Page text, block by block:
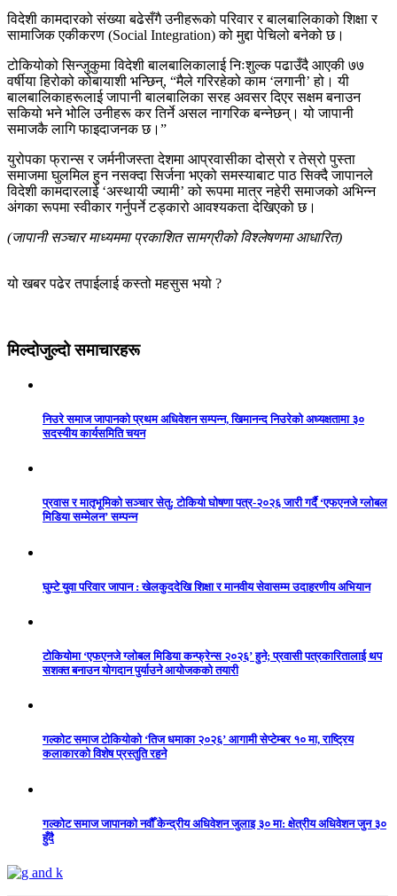
विदेशी कामदारको संख्या बढेसँगै उनीहरूको परिवार र बालबालिकाको शिक्षा र
सामाजिक एकीकरण (Social Integration) को मुद्दा पेचिलो बनेको छ।
टोकियोको सिन्जुकुमा विदेशी बालबालिकालाई निःशुल्क पढाउँदै आएकी ७७
वर्षीया हिरोको कोबायाशी भन्छिन्, “मैले गरिरहेको काम ‘लगानी’ हो। यी
बालबालिकाहरूलाई जापानी बालबालिका सरह अवसर दिएर सक्षम बनाउन
सकियो भने भोलि उनीहरू कर तिर्ने असल नागरिक बन्नेछन्। यो जापानी
समाजकै लागि फाइदाजनक छ।”
युरोपका फ्रान्स र जर्मनीजस्ता देशमा आप्रवासीका दोस्रो र तेस्रो पुस्ता
समाजमा घुलमिल हुन नसक्दा सिर्जना भएको समस्याबाट पाठ सिक्दै जापानले
विदेशी कामदारलाई ‘अस्थायी ज्यामी’ को रूपमा मात्र नहेरी समाजको अभिन्न
अंगका रूपमा स्वीकार गर्नुपर्ने टड्कारो आवश्यकता देखिएको छ।
(जापानी सञ्चार माध्यममा प्रकाशित सामग्रीको विश्लेषणमा आधारित)
यो खबर पढेर तपाईलाई कस्तो महसुस भयो ?
मिल्दोजुल्दो समाचारहरू
निउरे समाज जापानको प्रथम अधिवेशन सम्पन्न, खिमानन्द निउरेको अध्यक्षतामा ३०
सदस्यीय कार्यसमिति चयन
प्रवास र मातृभूमिको सञ्चार सेतु: टोकियो घोषणा पत्र-२०२६ जारी गर्दै ‘एफएनजे ग्लोबल
मिडिया सम्मेलन’ सम्पन्न
घुम्टे युवा परिवार जापान : खेलकुददेखि शिक्षा र मानवीय सेवासम्म उदाहरणीय अभियान
टोकियोमा ‘एफएनजे ग्लोबल मिडिया कन्फ्रेन्स २०२६’ हुने; प्रवासी पत्रकारितालाई थप
सशक्त बनाउन योगदान पुर्याउने आयोजकको तयारी
गल्कोट समाज टोकियोको ‘तिज धमाका २०२६’ आगामी सेप्टेम्बर १० मा, राष्ट्रिय
कलाकारको विशेष प्रस्तुति रहने
गल्कोट समाज जापानको नवौँ केन्द्रीय अधिवेशन जुलाइ ३० मा: क्षेत्रीय अधिवेशन जुन ३०
हुँदै